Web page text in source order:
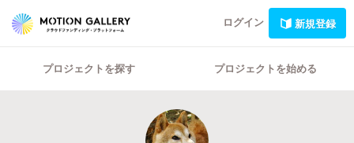
ログイン 新規登録
プロジェクトを探す プロジェクトを始める